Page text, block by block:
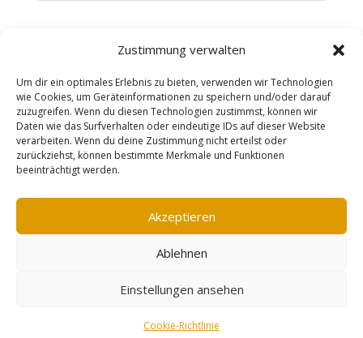
Zustimmung verwalten
Um dir ein optimales Erlebnis zu bieten, verwenden wir Technologien
wie Cookies, um Geräteinformationen zu speichern und/oder darauf
zuzugreifen. Wenn du diesen Technologien zustimmst, können wir
Daten wie das Surfverhalten oder eindeutige IDs auf dieser Website
verarbeiten. Wenn du deine Zustimmung nicht erteilst oder
zurückziehst, können bestimmte Merkmale und Funktionen
beeinträchtigt werden.
Akzeptieren
Ablehnen
Einstellungen ansehen
Cookie-Richtlinie
Recent Comments
Es sind keine Kommentare vorhanden.
Impressum AGB
Datenschutzerklärung
Widerrufsbelehrung
Vertrag widerrufen
Cookie-Richtlinie (EU)
©mareensschmuckschmiede
Vertrag widerrufen